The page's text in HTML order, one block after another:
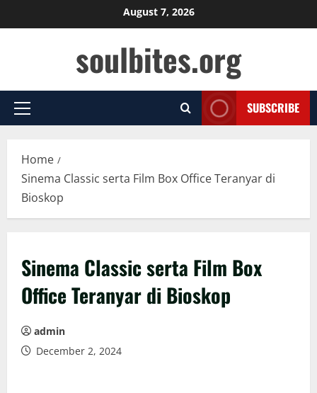
to
August 7, 2026
soulbites.org
Primary
SUBSCRIBE
Home
Sinema Classic serta Film Box Office Teranyar di
Bioskop
Sinema Classic serta Film Box
Office Teranyar di Bioskop
admin
December 2, 2024